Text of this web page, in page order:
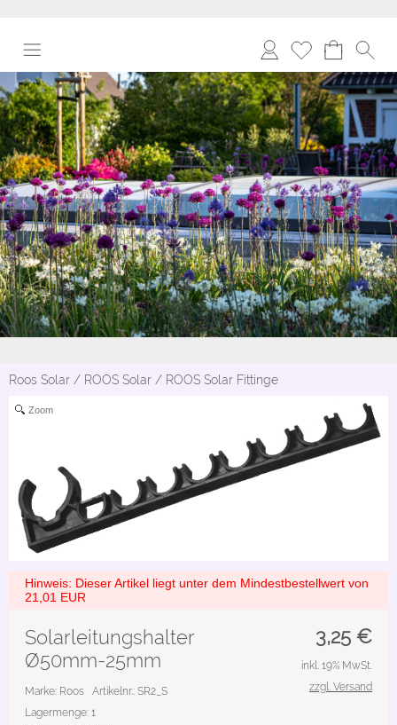
Roos Solar / ROOS Solar / ROOS Solar Fittinge
Zoom
Hinweis: Dieser Artikel liegt unter dem Mindestbestellwert von
21,01 EUR
3,25 €
Solarleitungshalter
Ø50mm-25mm
Marke: Roos Artikelnr.: SR2_S
Lagermenge: 1
inkl. 19% MwSt.
zzgl. Versand